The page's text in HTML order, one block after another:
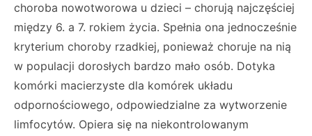
choroba nowotworowa u dzieci – chorują najczęściej
między 6. a 7. rokiem życia. Spełnia ona jednocześnie
kryterium choroby rzadkiej, ponieważ choruje na nią
w populacji dorosłych bardzo mało osób. Dotyka
komórki macierzyste dla komórek układu
odpornościowego, odpowiedzialne za wytworzenie
limfocytów. Opiera się na niekontrolowanym